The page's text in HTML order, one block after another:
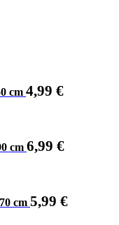
cm 4,99 €
cm 6,99 €
cm 5,99 €